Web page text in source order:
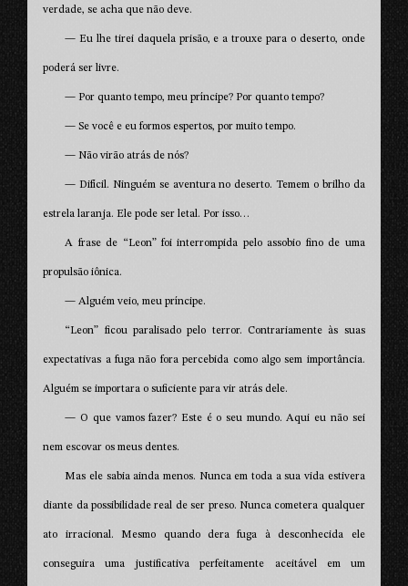
verdade, se acha que não deve.
— Eu lhe tirei daquela prisão, e a trouxe para o deserto, onde
poderá ser livre.
— Por quanto tempo, meu príncipe? Por quanto tempo?
— Se você e eu formos espertos, por muito tempo.
— Não virão atrás de nós?
— Difícil. Ninguém se aventura no deserto. Temem o brilho da
estrela laranja. Ele pode ser letal. Por isso…
A frase de “Leon” foi interrompida pelo assobio fino de uma
propulsão iônica.
— Alguém veio, meu príncipe.
“Leon” ficou paralisado pelo terror. Contrariamente às suas
expectativas a fuga não fora percebida como algo sem importância.
Alguém se importara o suficiente para vir atrás dele.
— O que vamos fazer? Este é o seu mundo. Aqui eu não sei
nem escovar os meus dentes.
Mas ele sabia ainda menos. Nunca em toda a sua vida estivera
diante da possibilidade real de ser preso. Nunca cometera qualquer
ato irracional. Mesmo quando dera fuga à desconhecida ele
conseguira uma justificativa perfeitamente aceitável em um